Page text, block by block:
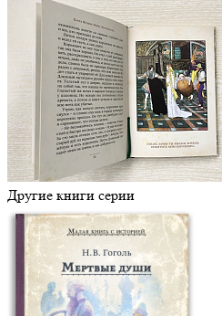
Другие книги серии